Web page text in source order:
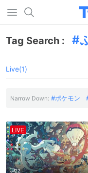
Tag Search :
Live(1)
Narrow Down: ポケモン
LIVE
22